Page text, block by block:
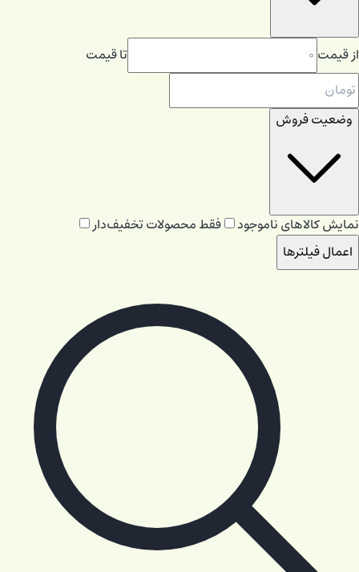
از قیمت تا قیمت
وضعیت فروش
نمایش کالاهای ناموجود
فقط محصولات تخفیف‌دار
اعمال فیلترها